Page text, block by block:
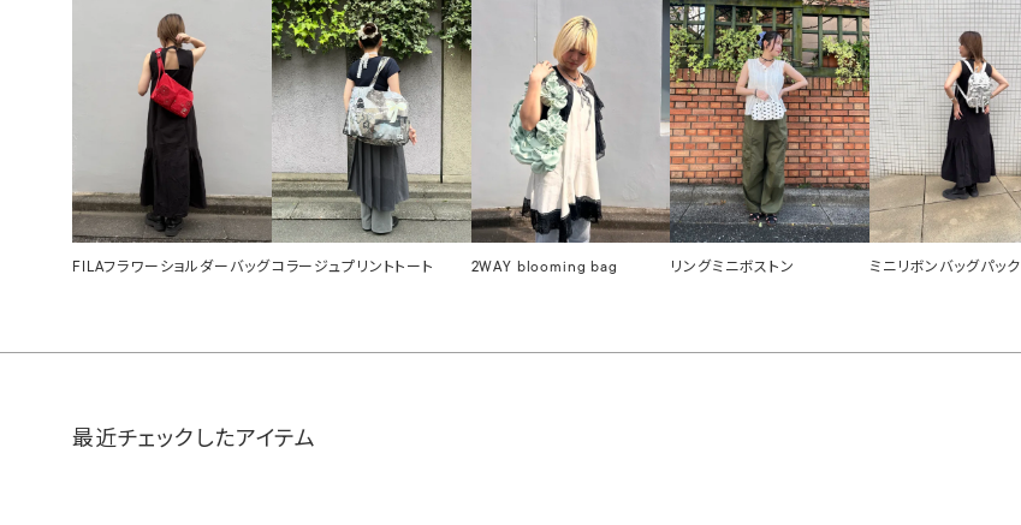
FILAフラワーショルダーバッグ コラージュプリントトート 2WAY blooming bag リングミニボストン ミニリボンバッグパック
最近チェックしたアイテム